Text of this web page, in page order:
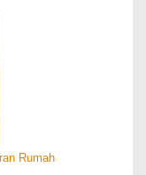
Rumah